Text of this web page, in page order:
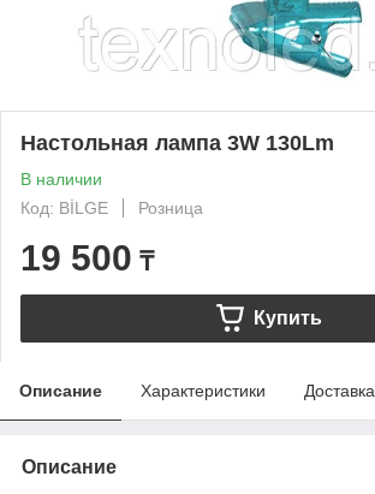
Настольная лампа 3W 130Lm
В наличии
Код: BİLGE
Розница
19 500 ₸
Купить
Описание Характеристики Доставка
Описание